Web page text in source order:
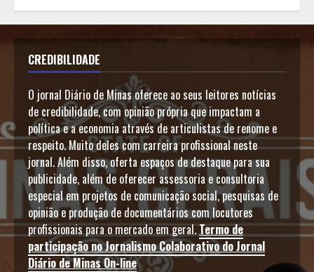
CREDIBILIDADE
O jornal Diário de Minas oferece ao seus leitores notícias
de credibilidade, com opinião própria que impactam a
política e a economia através de articulistas de renome e
respeito. Muito deles com carreira profissional neste
jornal. Além disso, oferta espaços de destaque para sua
publicidade, além de oferecer assessoria e consultoria
especial em projetos de comunicação social, pesquisas de
opinião e produção de documentários com locutores
profissionais para o mercado em geral.Termo de
participação no Jornalismo Colaborativo do Jornal
Diário de Minas On-line